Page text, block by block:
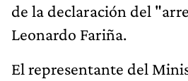
de la declaración del
Leonardo Fariña.
El representante del